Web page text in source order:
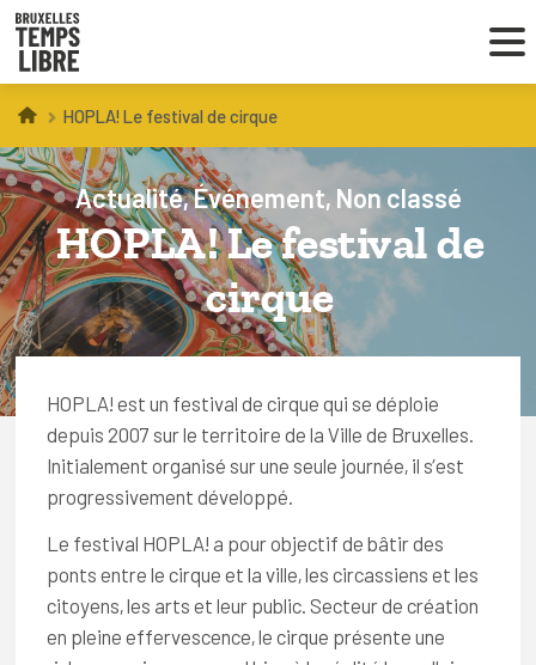
Infos parents
Droit au loisir
Coordinations ATL
À BRUXELLES
Trouver une activité
FAQ
Connexion
HOPLA! Le festival de cirque
Actualité Événement Non classé
HOPLA! Le festival de
cirque
HOPLA! est un festival de cirque qui se déploie
depuis 2007 sur le territoire de la Ville de Bruxelles.
Initialement organisé sur une seule journée, il s’est
progressivement développé.
Le festival HOPLA! a pour objectif de bâtir des
ponts entre le cirque et la ville, les circassiens et les
citoyens, les arts et leur public. Secteur de création
en pleine effervescence, le cirque présente une